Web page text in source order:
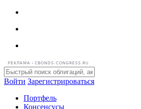
РЕКЛАМА • CBONDS-CONGRESS.RU